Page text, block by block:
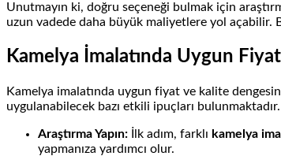
Unutmayın ki, doğru seçeneği bulmak için
uzun vadede daha büyük maliyetlere yol açabilir.
Kamelya İmalatında Uygun
Kamelya imalatında uygun fiyat ve kalite
uygulanabilecek bazı etkili ipuçları bulunmaktadır.
Araştırma Yapın: İlk adım, farklı kamelya
yapmanıza yardımcı olur.